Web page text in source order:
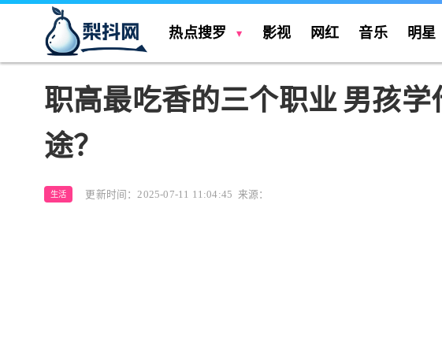
热点搜罗 影视 网红 音乐 明星
职高最吃香的三个职业 男孩
途？
生活 更新时间：2025-07-11 11:04:45 来源：